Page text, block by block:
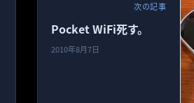
次の記事
Pocket WiFi死す。
2010年8月7日